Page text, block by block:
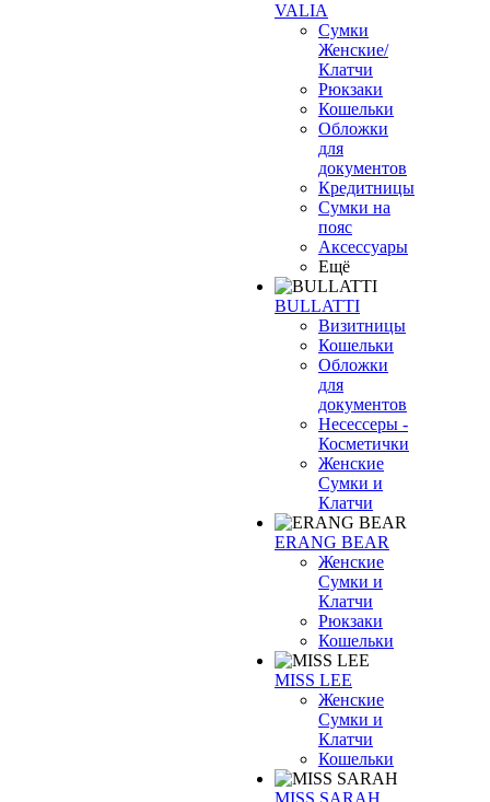
VALIA
Сумки
Женские/
Клатчи
Рюкзаки
Кошельки
Обложки
для
документов
Кредитницы
Сумки на
пояс
Аксессуары
Ещё
BULLATTI
Визитницы
Кошельки
Обложки
для
документов
Несессеры -
Косметички
Женские
Сумки и
Клатчи
ERANG BEAR
Женские
Сумки и
Клатчи
Рюкзаки
Кошельки
MISS LEE
Женские
Сумки и
Клатчи
Кошельки
MISS SARAH